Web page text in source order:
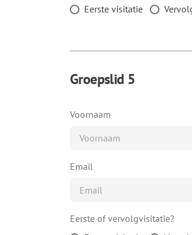
Eerste visitatie
Groepslid 5
Voornaam
Email
Eerste of vervolgvisitatie?